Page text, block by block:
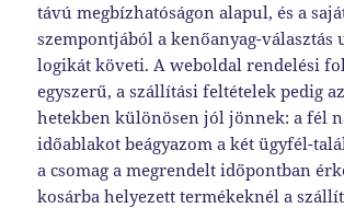
távú megbízhatóságon alapul, és a
szempontjából a kenőanyag-választás
logikát követi. A weboldal rendelési
egyszerű, a szállítási feltételek pedig
hetekben különösen jól jönnek: a fél
időablakot beágyazom a két ügyfél-
a csomag a megrendelt időpontban
kosárba helyezett termékeknél a